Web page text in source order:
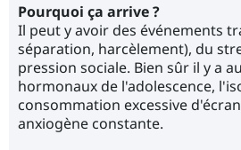
Pourquoi ça arrive ?
Il peut y avoir des événements
séparation, harcèlement), du
pression sociale. Bien sûr il y a
hormonaux de l'adolescence,
consommation excessive
anxiogène constante.